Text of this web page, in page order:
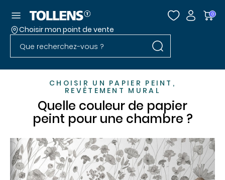
0
Passer la liste des magasins et aller au pied
Choisir mon point de vente
Rechercher dans le site Rechercher
Accéder au menu
CHOISIR UN PAPIER PEINT,
REVÊTEMENT MURAL
Quelle couleur de papier
peint pour une chambre ?